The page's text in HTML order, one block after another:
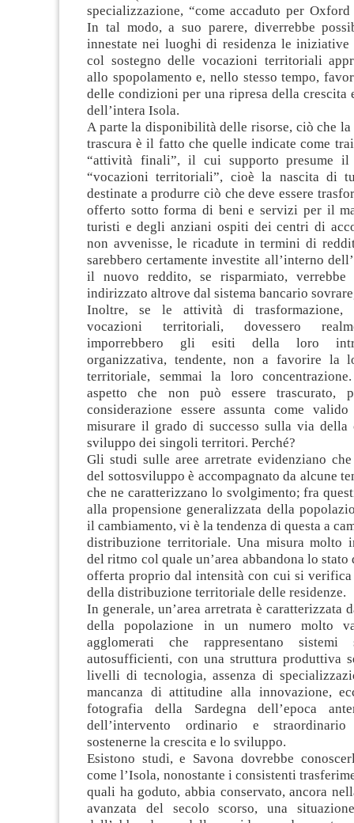
specializzazione, “come accaduto per Oxford
In tal modo, a suo parere, diverrebbe
innestate nei luoghi di residenza le iniziative
col sostegno delle vocazioni territoriali
allo spopolamento e, nello stesso tempo,
delle condizioni per una ripresa della crescita
dell’intera Isola.
A parte la disponibilità delle risorse, ciò che la
trascura è il fatto che quelle indicate come
“attività finali”, il cui supporto presume il
“vocazioni territoriali”, cioè la nascita di
destinate a produrre ciò che deve essere
offerto sotto forma di beni e servizi per il
turisti e degli anziani ospiti dei centri di
non avvenisse, le ricadute in termini di
sarebbero certamente investite all’interno
il nuovo reddito, se risparmiato, verrebbe
indirizzato altrove dal sistema bancario
Inoltre, se le attività di trasformazione,
vocazioni territoriali, dovessero
imporrebbero gli esiti della loro
organizzativa, tendente, non a favorire la
territoriale, semmai la loro
aspetto che non può essere trascurato,
considerazione essere assunta come
misurare il grado di successo sulla via della
sviluppo dei singoli territori. Perché?
Gli studi sulle aree arretrate evidenziano
del sottosviluppo è accompagnato da alcune
che ne caratterizzano lo svolgimento; fra
alla propensione generalizzata della
il cambiamento, vi è la tendenza di questa a
distribuzione territoriale. Una misura molto
del ritmo col quale un’area abbandona lo stato
offerta proprio dal intensità con cui si verifica
della distribuzione territoriale delle residenze.
In generale, un’area arretrata è caratterizzata
della popolazione in un numero molto
agglomerati che rappresentano sistemi
autosufficienti, con una struttura produttiva
livelli di tecnologia, assenza di
mancanza di attitudine alla innovazione,
fotografia della Sardegna dell’epoca
dell’intervento ordinario e
sostenerne la crescita e lo sviluppo.
Esistono studi, e Savona dovrebbe
come l’Isola, nonostante i consistenti
quali ha goduto, abbia conservato, ancora
avanzata del secolo scorso, una